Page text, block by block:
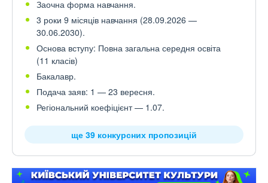
Заочна форма навчання.
3 роки 9 місяців навчання (28.09.2026 —
30.06.2030).
Основа вступу: Повна загальна середня освіта
(11 класів)
Бакалавр.
Подача заяв: 1 — 23 вересня.
Регіональний коефіцієнт — 1.07.
ще 39 конкурсних пропозицій